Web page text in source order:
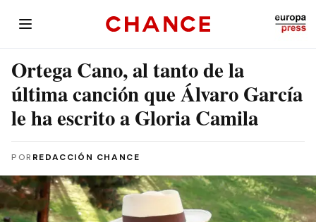
Ortega Cano, al tanto de la
última canción que Álvaro García
le ha escrito a Gloria Camila
POR REDACCIÓN CHANCE